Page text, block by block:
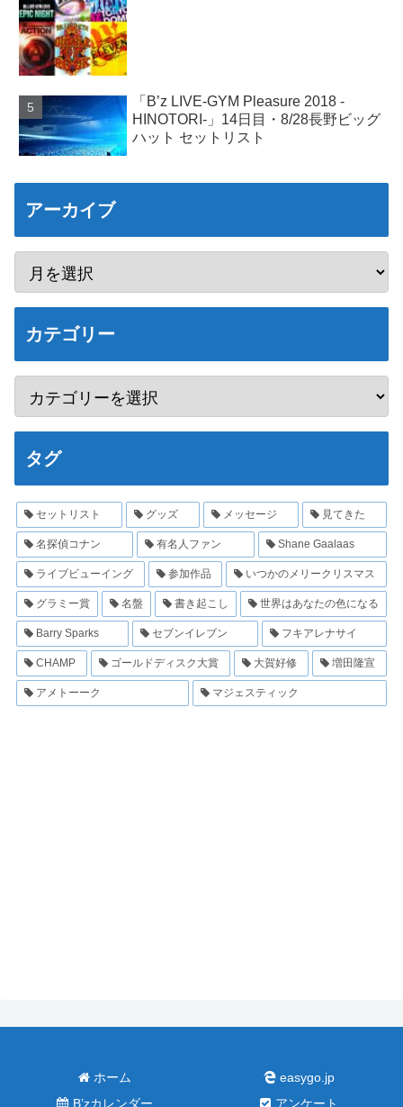
「B’z LIVE-GYM Pleasure 2018 -
HINOTORI-」14日目・8/28長野ビッグ
ハット セットリスト
アーカイブ
カテゴリー
タグ
セットリスト グッズ メッセージ 見てきた
名探偵コナン 有名人ファン Shane Gaalaas
ライブビューイング 参加作品 いつかのメリークリスマス
グラミー賞 名盤 書き起こし 世界はあなたの色になる
Barry Sparks セブンイレブン フキアレナサイ
CHAMP ゴールドディスク大賞 大賀好修 増田隆宣
アメトーーク マジェスティック
ホーム
easygo.jp
B’zカレンダー
アンケート